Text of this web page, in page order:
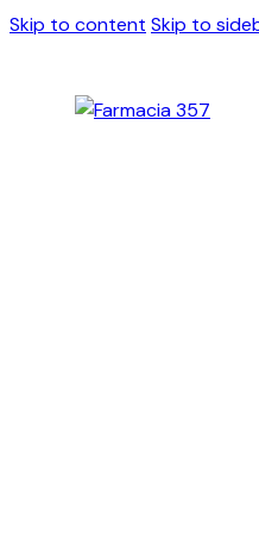
Skip to content Skip to